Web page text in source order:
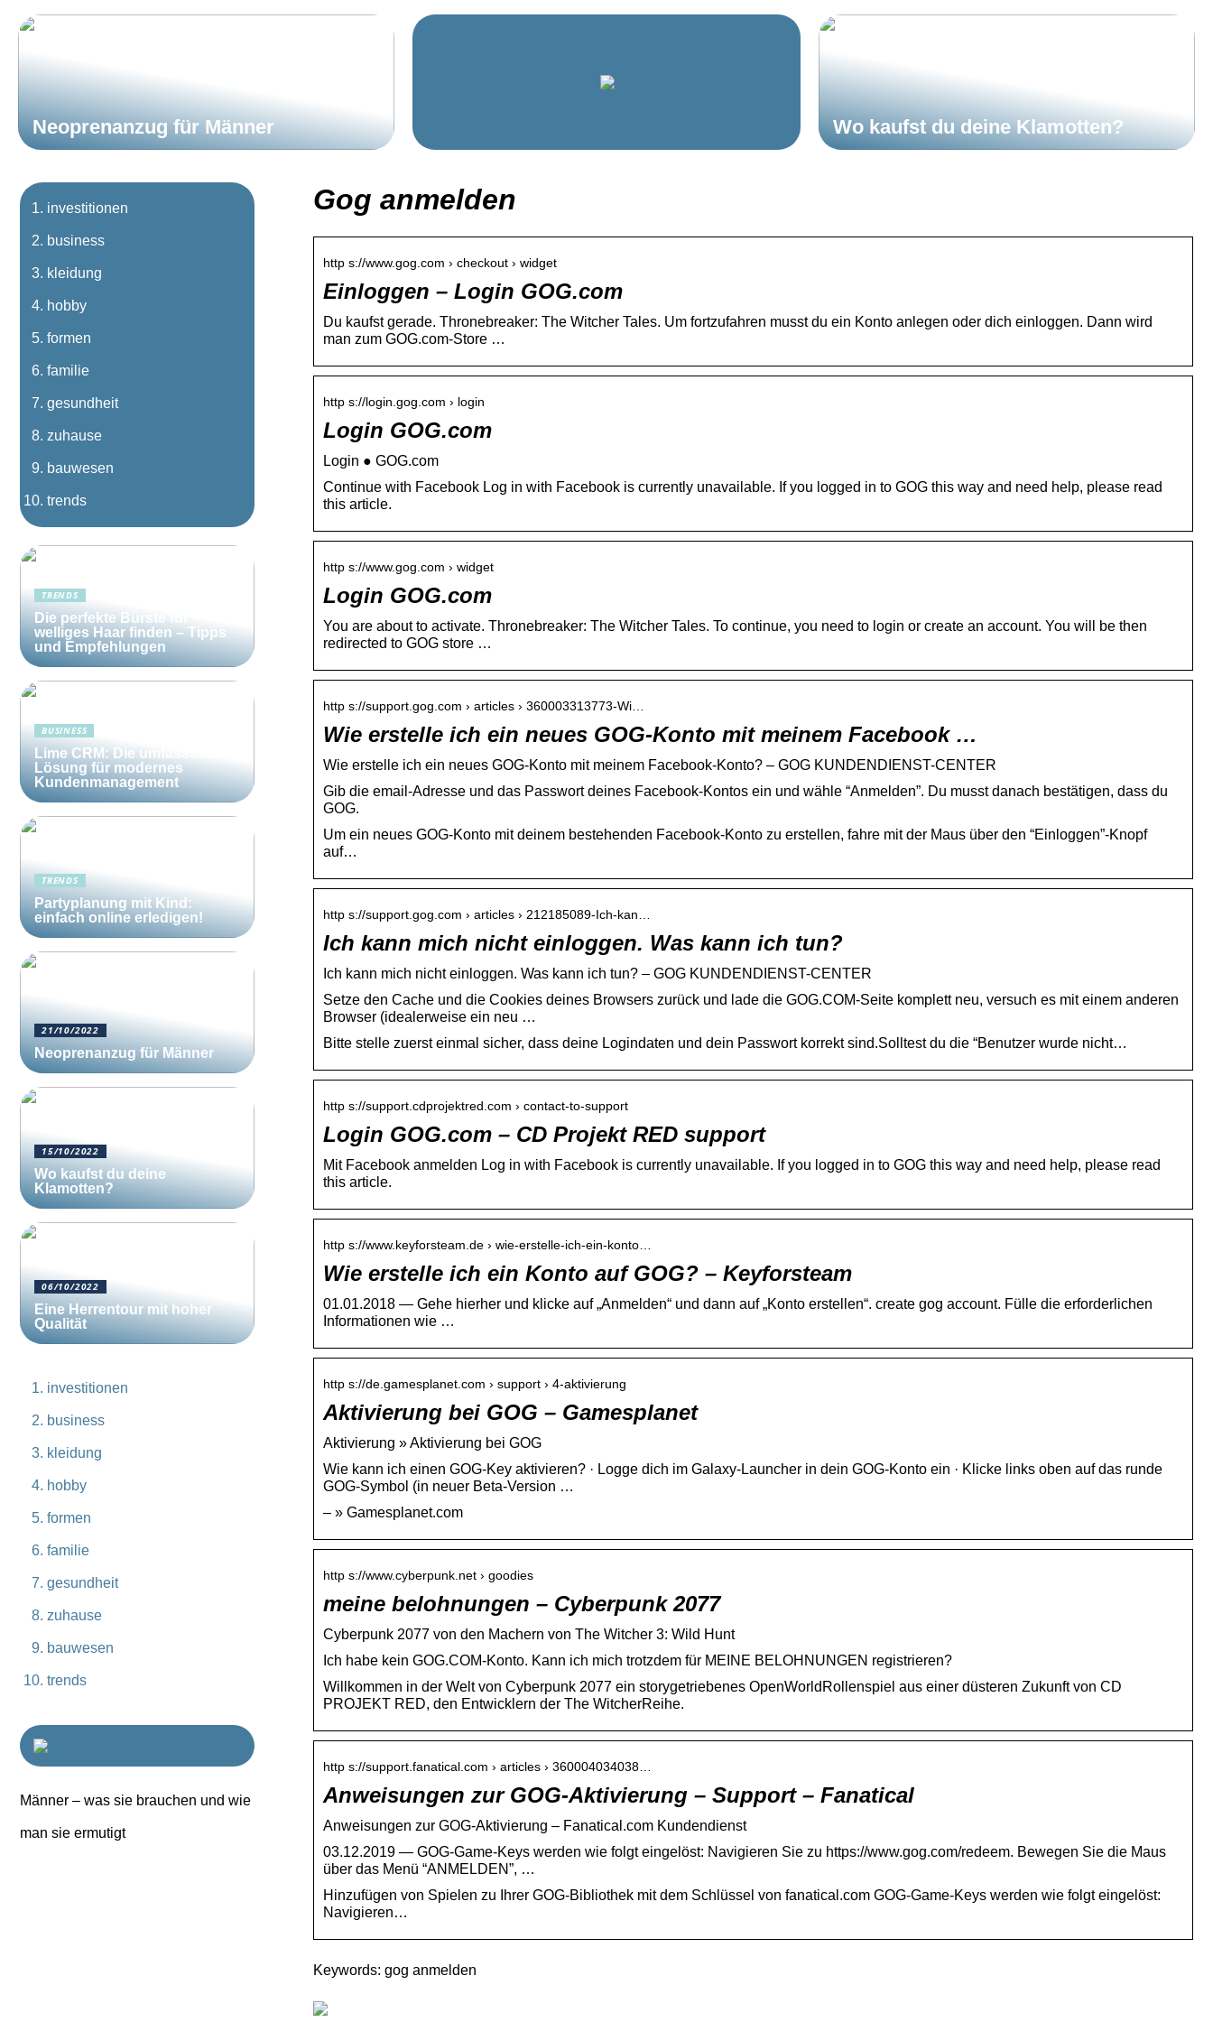
Neoprenanzug für Männer Wo kaufst du deine Klamotten?
Gog anmelden
http s://www.gog.com › checkout › widget
Einloggen – Login GOG.com
Du kaufst gerade. Thronebreaker: The Witcher Tales. Um fortzufahren musst du ein Konto anlegen oder dich einloggen. Dann wird
man zum GOG.com-Store …
http s://login.gog.com › login
Login GOG.com
Login ● GOG.com
Continue with Facebook Log in with Facebook is currently unavailable. If you logged in to GOG this way and need help, please read
this article.
http s://www.gog.com › widget
Login GOG.com
You are about to activate. Thronebreaker: The Witcher Tales. To continue, you need to login or create an account. You will be then
redirected to GOG store …
http s://support.gog.com › articles › 360003313773-Wi…
Wie erstelle ich ein neues GOG-Konto mit meinem Facebook …
Wie erstelle ich ein neues GOG-Konto mit meinem Facebook-Konto? – GOG KUNDENDIENST-CENTER
Gib die email-Adresse und das Passwort deines Facebook-Kontos ein und wähle “Anmelden”. Du musst danach bestätigen, dass du
GOG.
Um ein neues GOG-Konto mit deinem bestehenden Facebook-Konto zu erstellen, fahre mit der Maus über den “Einloggen”-Knopf
auf…
http s://support.gog.com › articles › 212185089-Ich-kan…
Ich kann mich nicht einloggen. Was kann ich tun?
Ich kann mich nicht einloggen. Was kann ich tun? – GOG KUNDENDIENST-CENTER
Setze den Cache und die Cookies deines Browsers zurück und lade die GOG.COM-Seite komplett neu, versuch es mit einem anderen
Browser (idealerweise ein neu …
Bitte stelle zuerst einmal sicher, dass deine Logindaten und dein Passwort korrekt sind.Solltest du die “Benutzer wurde nicht…
http s://support.cdprojektred.com › contact-to-support
Login GOG.com – CD Projekt RED support
Mit Facebook anmelden Log in with Facebook is currently unavailable. If you logged in to GOG this way and need help, please read
this article.
http s://www.keyforsteam.de › wie-erstelle-ich-ein-konto…
Wie erstelle ich ein Konto auf GOG? – Keyforsteam
01.01.2018 — Gehe hierher und klicke auf „Anmelden“ und dann auf „Konto erstellen“. create gog account. Fülle die erforderlichen
Informationen wie …
http s://de.gamesplanet.com › support › 4-aktivierung
Aktivierung bei GOG – Gamesplanet
Aktivierung » Aktivierung bei GOG
Wie kann ich einen GOG-Key aktivieren? · Logge dich im Galaxy-Launcher in dein GOG-Konto ein · Klicke links oben auf das runde
GOG-Symbol (in neuer Beta-Version …
– » Gamesplanet.com
http s://www.cyberpunk.net › goodies
meine belohnungen – Cyberpunk 2077
Cyberpunk 2077 von den Machern von The Witcher 3: Wild Hunt
Ich habe kein GOG.COM-Konto. Kann ich mich trotzdem für MEINE BELOHNUNGEN registrieren?
Willkommen in der Welt von Cyberpunk 2077 ein storygetriebenes OpenWorldRollenspiel aus einer düsteren Zukunft von CD
PROJEKT RED, den Entwicklern der The WitcherReihe.
http s://support.fanatical.com › articles › 360004034038…
Anweisungen zur GOG-Aktivierung – Support – Fanatical
Anweisungen zur GOG-Aktivierung – Fanatical.com Kundendienst
03.12.2019 — GOG-Game-Keys werden wie folgt eingelöst: Navigieren Sie zu https://www.gog.com/redeem. Bewegen Sie die Maus
über das Menü “ANMELDEN”, …
Hinzufügen von Spielen zu Ihrer GOG-Bibliothek mit dem Schlüssel von fanatical.com GOG-Game-Keys werden wie folgt eingelöst:
Navigieren…
Keywords: gog anmelden
investitionen
business
kleidung
hobby
formen
familie
gesundheit
zuhause
bauwesen
trends
TRENDS
Die perfekte Bürste für
welliges Haar finden – Tipps
und Empfehlungen
BUSINESS
Lime CRM: Die umfassende
Lösung für modernes
Kundenmanagement
TRENDS
Partyplanung mit Kind:
einfach online erledigen!
21/10/2022
Neoprenanzug für Männer
15/10/2022
Wo kaufst du deine
Klamotten?
06/10/2022
Eine Herrentour mit hoher
Qualität
investitionen
business
kleidung
hobby
formen
familie
gesundheit
zuhause
bauwesen
trends
Männer – was sie brauchen und wie
man sie ermutigt